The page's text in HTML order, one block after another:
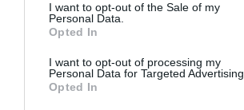
I want to opt-out of the Sale of my
Personal Data.
Opted In
I want to opt-out of processing my
Personal Data for Targeted Advertising.
Opted In